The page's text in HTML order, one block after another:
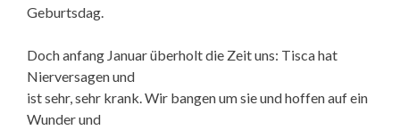
Geburtsdag.
Doch anfang Januar überholt die Zeit uns: Tisca hat
Nierversagen und
ist sehr, sehr krank. Wir bangen um sie und hoffen auf ein
Wunder und